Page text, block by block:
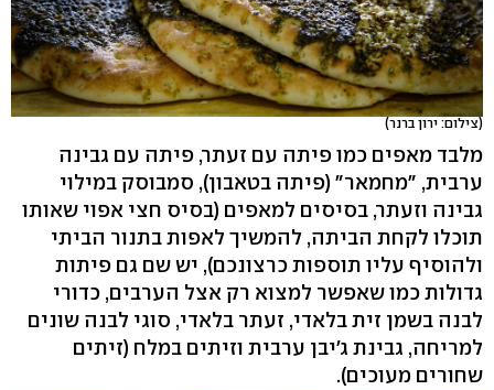
(צילום: ירון ברנר)
מלבד מאפים כמו פיתה עם זעתר, פיתה עם גבינה
ערבית, "מחמאר" (פיתה בטאבון), סמבוסק במילוי
גבינה וזעתר, בסיסים למאפים (בסיס חצי אפוי שאותו
תוכלו לקחת הביתה, להמשיך לאפות בתנור הביתי
ולהוסיף עליו תוספות כרצונכם), יש שם גם פיתות
גדולות כמו שאפשר למצוא רק אצל הערבים, כדורי
לבנה בשמן זית בלאדי, זעתר בלאדי, סוגי לבנה שונים
למריחה, גבינת ג'יבן ערבית וזיתים במלח (זיתים
שחורים מעוכים).